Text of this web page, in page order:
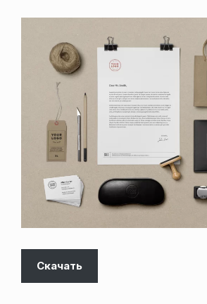
Скачать